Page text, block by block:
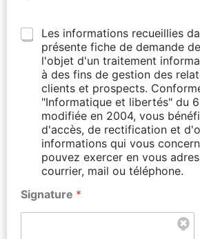
Les informations recueillies
présente fiche de demande
l'objet d'un traitement
à des fins de gestion des
clients et prospects.
"Informatique et libertés" du
modifiée en 2004, vous
d'accès, de rectification et
informations qui vous
pouvez exercer en vous
courrier, mail ou téléphone.
Signature *